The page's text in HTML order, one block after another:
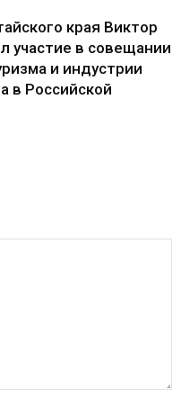
края Виктор
участие в совещании
и индустрии
в Российской